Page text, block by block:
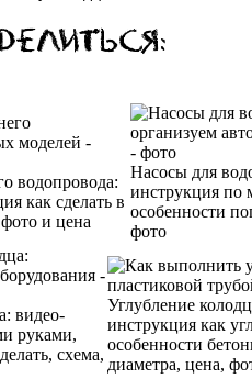
водопровода:
как сделать в
и цена
Насосы для
инструкция по
особенности
фото
видео-
руками,
схема,
Углубление
инструкция как
особенности
диаметра, цена,